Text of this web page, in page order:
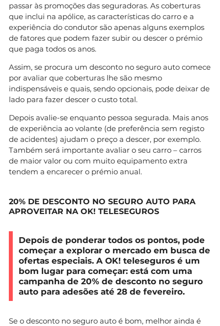
passar às promoções das seguradoras. As coberturas
que inclui na apólice, as características do carro e a
experiência do condutor são apenas alguns exemplos
de fatores que podem fazer subir ou descer o prémio
que paga todos os anos.
Assim, se procura um desconto no seguro auto comece
por avaliar que coberturas lhe são mesmo
indispensáveis e quais, sendo opcionais, pode deixar de
lado para fazer descer o custo total.
Depois avalie-se enquanto pessoa segurada. Mais anos
de experiência ao volante (de preferência sem registo
de acidentes) ajudam o preço a descer, por exemplo.
Também será importante avaliar o seu carro – carros
de maior valor ou com muito equipamento extra
tendem a encarecer o prémio anual.
20% DE DESCONTO NO SEGURO AUTO PARA
APROVEITAR NA OK! TELESEGUROS
Depois de ponderar todos os pontos, pode
começar a explorar o mercado em busca de
ofertas especiais. A OK! teleseguros é um
bom lugar para começar: está com uma
campanha de 20% de desconto no seguro
auto para adesões até 28 de fevereiro.
Se o desconto no seguro auto é bom, melhor ainda é